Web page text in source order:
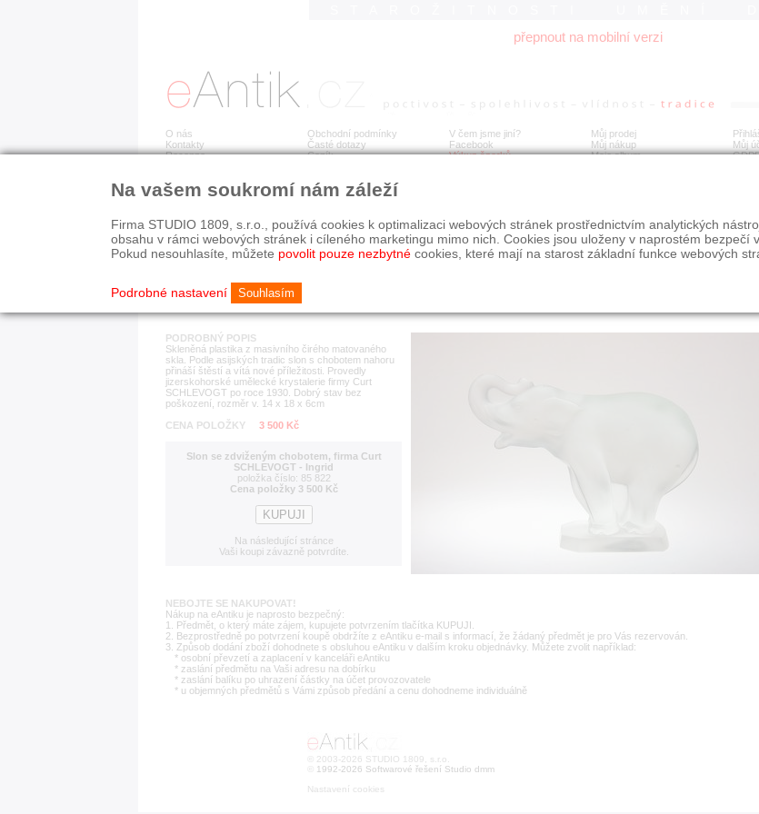
přepnout na mobilní verzi
O nás
Kontakty
Recenze
Obchodní podmínky
Časté dotazy
Ceník
V čem jsme jiní?
Facebook
Výkup šperků
Můj prodej
Můj nákup
Moje album
Můj
Detail položky č. 85 822 Slon se zdviženým chobotem, firma Curt SCHLEVOGT -
PODROBNÝ POPIS
Skleněná plastika z masivního čirého matovaného
skla. Podle asijských tradic slon s chobotem nahoru
přináší štěstí a vítá nové příležitosti. Provedly
jizerskohorské umělecké krystalerie firmy Curt
SCHLEVOGT po roce 1930. Dobrý stav bez
poškození, rozměr v. 14 x 18 x 6cm
CENA POLOŽKY
3 500 Kč
Slon se zdviženým chobotem, firma Curt
SCHLEVOGT - Ingrid
položka číslo: 85 822
Cena položky 3 500 Kč
Na následující stránce
Vaši koupi závazně potvrdíte.
NEBOJTE SE NAKUPOVAT!
Nákup na eAntiku je naprosto bezpečný:
1. Předmět, o který máte zájem, kupujete potvrzením tlačítka KUPUJI.
2. Bezprostředně po potvrzení koupě obdržíte z eAntiku e-mail s informací, že žádaný předmět je pro Vás rezervován.
3. Způsob dodání zboží dohodnete s obsluhou eAntiku v dalším kroku objednávky. Můžete zvolit například:
* osobní převzetí a zaplacení v kanceláři eAntiku
* zaslání předmětu na Vaši adresu na dobírku
* zaslání balíku po uhrazení částky na účet provozovatele
* u objemných předmětů s Vámi způsob předání a cenu dohodneme individuálně
© 2003-2026 STUDIO 1809, s.r.o.
1992-2026 Softwarové řešení Studio dmm
Nastavení cookies
Na vašem soukromí nám záleží
Firma STUDIO 1809, s.r.o., používá cookies k optimalizaci webových stránek prostřednictvím analytických
obsahu v rámci webových stránek i cíleného marketingu mimo nich. Cookies jsou uloženy v naprostém bezpečí
Pokud nesouhlasíte, můžete povolit pouze nezbytné cookies, které mají na starost základní funkce webových
Podrobné nastavení Souhlasím